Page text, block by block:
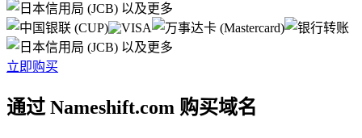
以及更多
以及更多
立即购买
通过 Nameshift.com 购买域名